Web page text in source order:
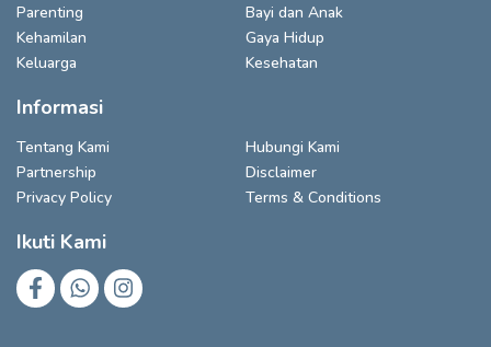
Parenting
Bayi dan Anak
Kehamilan
Gaya Hidup
Keluarga
Kesehatan
Informasi
Tentang Kami
Hubungi Kami
Partnership
Disclaimer
Privacy Policy
Terms & Conditions
Ikuti Kami